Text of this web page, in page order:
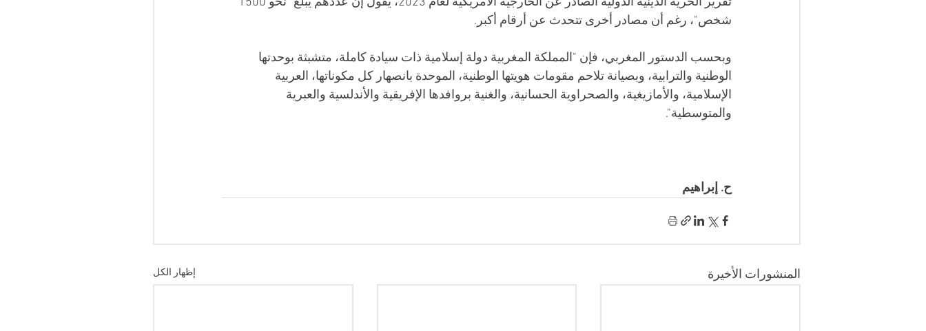
شخص"، رغم أن مصادر أخرى تتحدث عن أرقام أكبر.
وبحسب الدستور المغربي، فإن "المملكة المغربية دولة إسلامية ذات سيادة كاملة، متشبثة بوحدتها
الوطنية والترابية، وبصيانة تلاحم مقومات هويتها الوطنية، الموحدة بانصهار كل مكوناتها، العربية
الإسلامية، والأمازيغية، والصحراوية الحسانية، والغنية بروافدها الإفريقية والأندلسية والعبرية
والمتوسطية".
ح. إبراهيم
المنشورات الأخيرة إظهار الكل